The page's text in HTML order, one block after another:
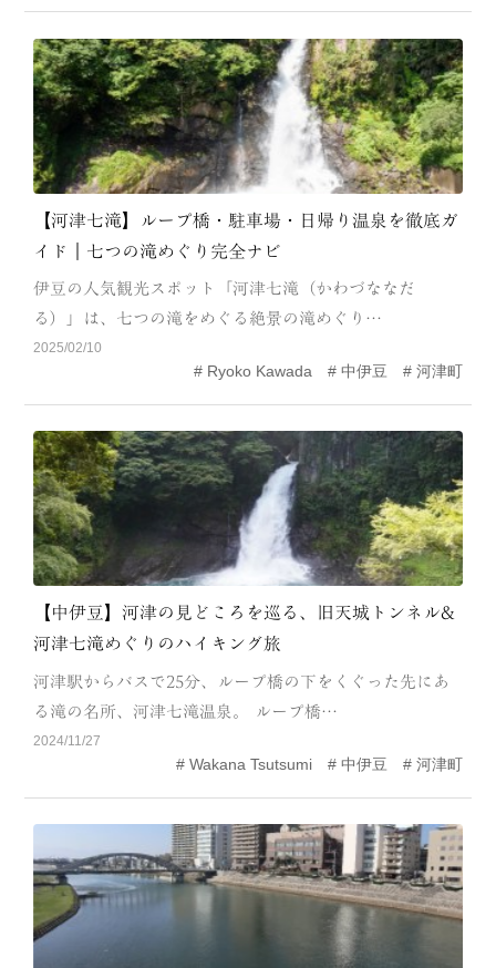
EVENT
ACCESS
COLUMN
LINK【河津七滝】ループ橋・駐車場・日帰り温泉を徹底ガ
イド｜七つの滝めぐり完全ナビ
伊豆の人気観光スポット「河津七滝（かわづななだ
る）」は、七つの滝をめぐる絶景の滝めぐり…
2025/02/10
Ryoko Kawada 中伊豆 河津町
【中伊豆】河津の見どころを巡る、旧天城トンネル&
河津七滝めぐりのハイキング旅
河津駅からバスで25分、ループ橋の下をくぐった先にあ
る滝の名所、河津七滝温泉。 ループ橋…
2024/11/27
Wakana Tsutsumi 中伊豆 河津町